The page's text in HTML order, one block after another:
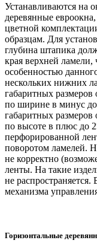
Устанавливаются на
деревянные
цветной
образцам. Для
глубина штапика
края верхней ламели,
особенностью
нескольких нижних
габаритных размеров
по ширине в минус
габаритных размеров
по высоте в плюс до
перфорированной
поворотом ламелей.
не корректно
ленты. На такие
не
механизма
Горизонтальные